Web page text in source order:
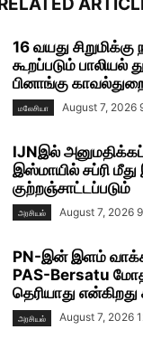
16 வயது
கூறப்படும் பாலியல்
பினாங்கு
மலேசியா August 7, 2026
IJNஇல்
இஸ்மாயில் சப்ரி
குற்றஞ்சாட்டப்படும்
அரசியல் August 7, 2026
PN-இன் இளம்
PAS-Bersatu
தெரியாது
அரசியல் August 7, 2026